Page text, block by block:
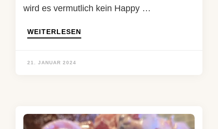
wird es vermutlich kein Happy …
WEITERLESEN
21. JANUAR 2024